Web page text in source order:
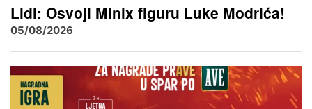
Lidl: Osvoji Minix figuru Luke Modrića!
05/08/2026